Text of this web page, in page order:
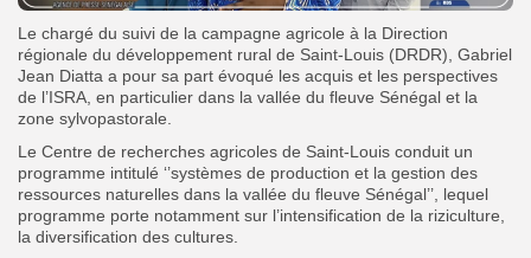
Le chargé du suivi de la campagne agricole à la Direction
régionale du développement rural de Saint-Louis (DRDR), Gabriel
Jean Diatta a pour sa part évoqué les acquis et les perspectives
de l’ISRA, en particulier dans la vallée du fleuve Sénégal et la
zone sylvopastorale.
Le Centre de recherches agricoles de Saint-Louis conduit un
programme intitulé ‘’systèmes de production et la gestion des
ressources naturelles dans la vallée du fleuve Sénégal’’, lequel
programme porte notamment sur l’intensification de la riziculture,
la diversification des cultures.